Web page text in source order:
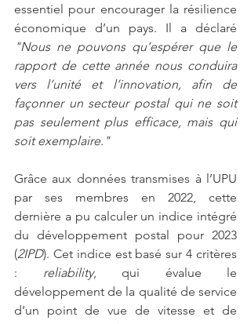
essentiel pour encourager la résilience
"Nous ne pouvons qu’espérer que le
rapport de cette année nous conduira
vers l’unité et l’innovation, afin de
façonner un secteur postal qui ne soit
pas seulement plus efficace, mais qui
soit exemplaire."
Grâce aux données transmises à l’UPU
par ses membres en 2022, cette
dernière a pu calculer un indice intégré
du développement postal pour 2023
(2IPD). Cet indice est basé sur 4 critères
: reliability, qui évalue le
développement de la qualité de service
d’un point de vue de vitesse et de